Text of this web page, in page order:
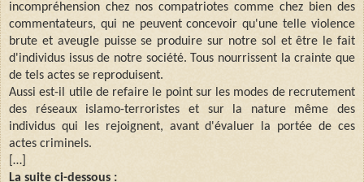
incompréhension chez nos compatriotes comme chez bien des
commentateurs, qui ne peuvent concevoir qu'une telle violence
brute et aveugle puisse se produire sur notre sol et être le fait
d'individus issus de notre société. Tous nourrissent la crainte que
de tels actes se reproduisent.
Aussi est-il utile de refaire le point sur les modes de recrutement
des réseaux islamo-terroristes et sur la nature même des
individus qui les rejoignent, avant d'évaluer la portée de ces
actes criminels.
[…]
La suite ci-dessous :